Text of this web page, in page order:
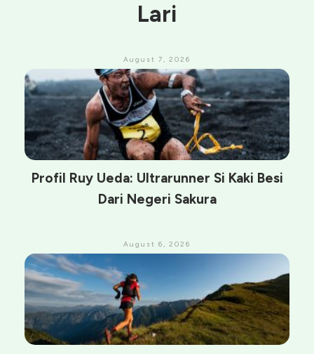
Lari
August 7, 2026
Profil Ruy Ueda: Ultrarunner Si Kaki Besi
Dari Negeri Sakura
August 6, 2026